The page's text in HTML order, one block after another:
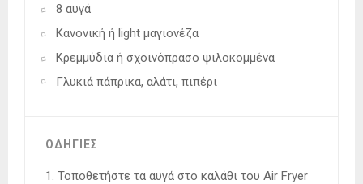
8 αυγά
Κανονική ή light μαγιονέζα
Κρεμμύδια ή σχοινόπρασο ψιλοκομμένα
Γλυκιά πάπρικα, αλάτι, πιπέρι
ΟΔΗΓΙΕΣ
Τοποθετήστε τα αυγά στο καλάθι του Air Fryer